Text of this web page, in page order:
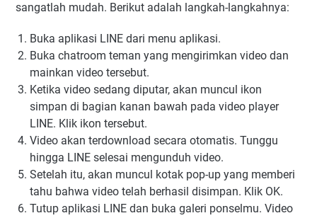
sangatlah mudah. Berikut adalah langkah-langkahnya:
Buka aplikasi LINE dari menu aplikasi.
Buka chatroom teman yang mengirimkan video dan
mainkan video tersebut.
Ketika video sedang diputar, akan muncul ikon
simpan di bagian kanan bawah pada video player
LINE. Klik ikon tersebut.
Video akan terdownload secara otomatis. Tunggu
hingga LINE selesai mengunduh video.
Setelah itu, akan muncul kotak pop-up yang memberi
tahu bahwa video telah berhasil disimpan. Klik OK.
Tutup aplikasi LINE dan buka galeri ponselmu. Video